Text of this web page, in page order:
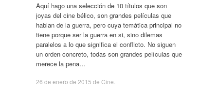
Aquí hago una selección de 10 títulos que son
joyas del cine bélico, son grandes películas que
hablan de la guerra, pero cuya temática principal no
tiene porque ser la guerra en si, sino dilemas
paralelos a lo que significa el conflicto. No siguen
un orden concreto, todas son grandes películas que
merece la pena…
26 de enero de 2015 de Cine